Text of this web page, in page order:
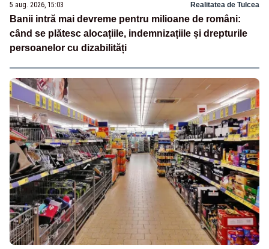
5 aug. 2026, 15:03 Realitatea de Tulcea
Banii intră mai devreme pentru milioane de români:
când se plătesc alocațiile, indemnizațiile și drepturile
persoanelor cu dizabilități